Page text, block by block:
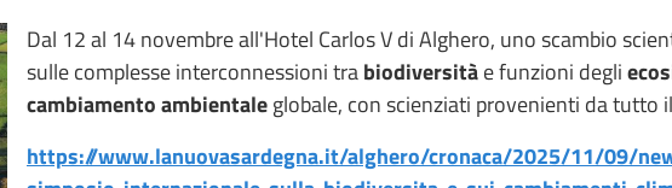
Dal 12 al 14 novembre all'Hotel Carlos V di Alghero, uno scambio
sulle complesse interconnessioni trabiodiversitàe funzioni degli
cambiamento ambientaleglobale, con scienziati provenienti da tutto
https://www.lanuovasardegna.it/alghero/cronaca/2025/11/09/